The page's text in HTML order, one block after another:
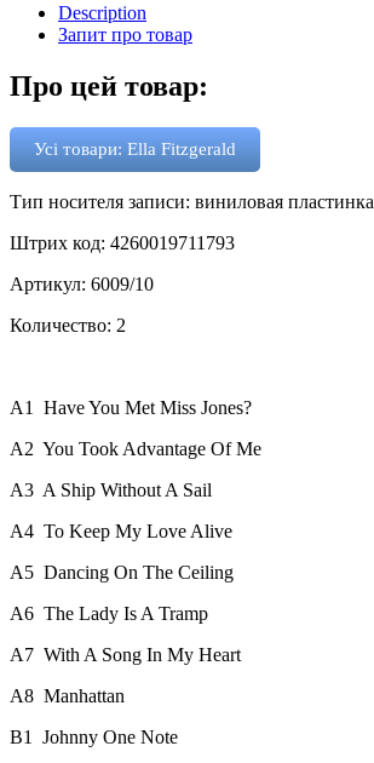
Description
Запит про товар
Про цей товар:
Усі товари: Ella Fitzgerald
Тип носителя записи: виниловая пластинка
Штрих код: 4260019711793
Артикул: 6009/10
Количество: 2
A1
Have You Met Miss Jones?
A2 You Took Advantage Of Me
A3 A Ship Without A Sail
A4 To Keep My Love Alive
A5 Dancing On The Ceiling
A6 The Lady Is A Tramp
A7 With A Song In My Heart
A8 Manhattan
B1
Johnny One Note